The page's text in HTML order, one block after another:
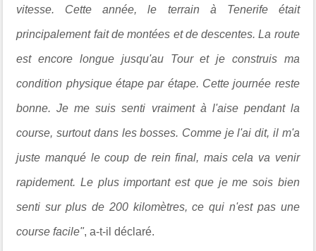
vitesse. Cette année, le terrain à Tenerife était
principalement fait de montées et de descentes. La route
est encore longue jusqu'au Tour et je construis ma
condition physique étape par étape. Cette journée reste
bonne. Je me suis senti vraiment à l'aise pendant la
course, surtout dans les bosses. Comme je l'ai dit, il m'a
juste manqué le coup de rein final, mais cela va venir
rapidement. Le plus important est que je me sois bien
senti sur plus de 200 kilomètres, ce qui n'est pas une
course facile", a-t-il déclaré.